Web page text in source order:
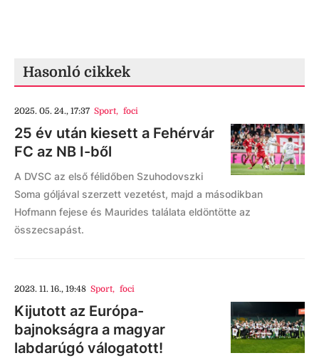
Hasonló cikkek
2025. 05. 24., 17:37 Sport, foci
25 év után kiesett a Fehérvár
FC az NB I-ből
A DVSC az első félidőben Szuhodovszki
Soma góljával szerzett vezetést, majd a másodikban
Hofmann fejese és Maurides találata eldöntötte az
összecsapást.
2023. 11. 16., 19:48 Sport, foci
Kijutott az Európa-
bajnokságra a magyar
labdarúgó válogatott!